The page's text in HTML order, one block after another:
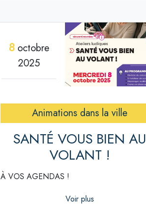
8octobre
2025
Animations dans la ville
SANTÉ VOUS BIEN AU
VOLANT !
À VOS AGENDAS !
Voir plus